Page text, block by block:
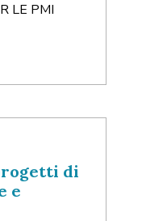
LE PMI
di
e